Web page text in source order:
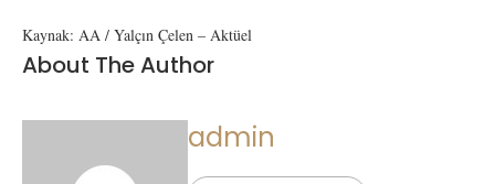
Kaynak: AA / Yalçın Çelen – Aktüel
About The Author
admin